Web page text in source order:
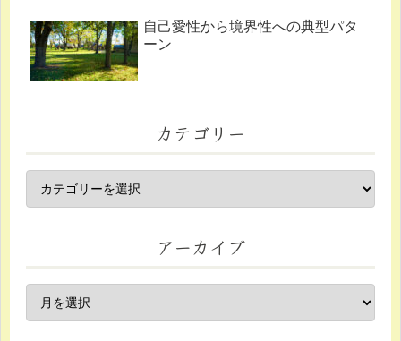
自己愛性から境界性への典型パタ
ーン
カテゴリー
アーカイブ